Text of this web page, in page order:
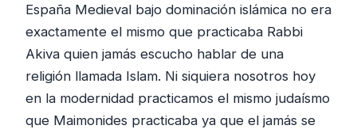
España Medieval bajo dominación islámica no era
exactamente el mismo que practicaba Rabbi
Akiva quien jamás escucho hablar de una
religión llamada Islam. Ni siquiera nosotros hoy
en la modernidad practicamos el mismo judaísmo
que Maimonides practicaba ya que el jamás se